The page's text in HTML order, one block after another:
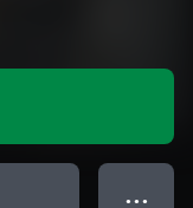
● ● ●